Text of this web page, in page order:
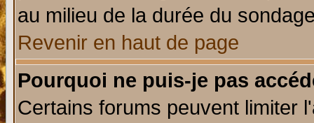
au milieu de la durée du
Revenir en haut de page
Pourquoi ne puis-je pas
Certains forums peuvent limiter